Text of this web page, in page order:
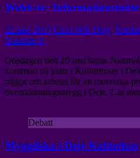
Webb-tv:
22 maj 2015 Cicci Wik Deje,
Youtube 0
Onsdagen den 20 maj fanns
kommun på plats i Kulturhuset i
frågor om arbetet för att motverka
översvämningsmygg i Deje. Läs
Debatt
Myggilska i Deje Kulturhus